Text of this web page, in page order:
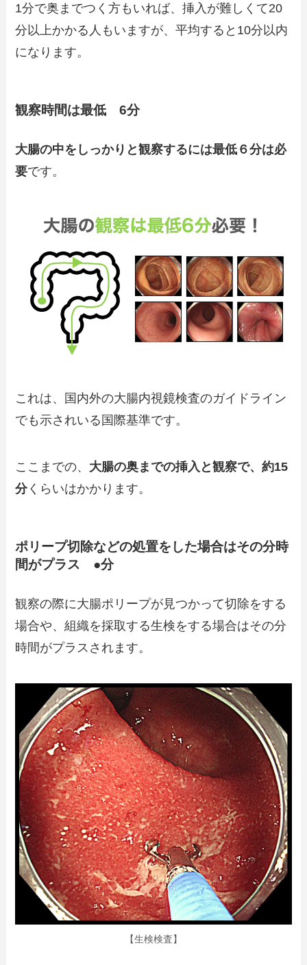
1分で奥までつく方もいれば、挿入が難しくて20
分以上かかる人もいますが、平均すると10分以内
になります。
観察時間は最低 6分
大腸の中をしっかりと観察するには最低６分は必
要です。
これは、国内外の大腸内視鏡検査のガイドライン
でも示されいる国際基準です。
ここまでの、 大腸の奥までの挿入と観察で、約15
分くらいはかかります。
ポリープ切除などの処置をした場合はその分時
間がプラス ●分
観察の際に大腸ポリープが見つかって切除をする
場合や、組織を採取する生検をする場合はその分
時間がプラスされます。
【生検検査】